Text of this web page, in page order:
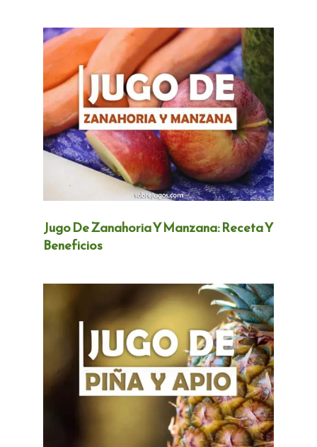
Jugo De Zanahoria Y Manzana: Receta Y
Beneficios